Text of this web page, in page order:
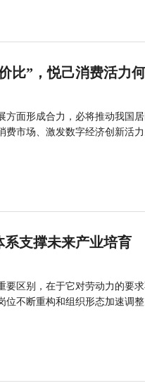
比”，悦己消费活力
方面形成合力，必将推动我国
市场、激发数字经济创新活力
支撑未来产业培育
要区别，在于它对劳动力的要
不断重构和组织形态加速调整